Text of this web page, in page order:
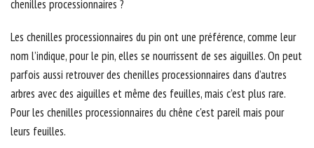
chenilles processionnaires ?
Les chenilles processionnaires du pin ont une préférence, comme leur
nom l’indique, pour le pin, elles se nourrissent de ses aiguilles. On peut
parfois aussi retrouver des chenilles processionnaires dans d’autres
arbres avec des aiguilles et même des feuilles, mais c’est plus rare.
Pour les chenilles processionnaires du chêne c'est pareil mais pour
leurs feuilles.